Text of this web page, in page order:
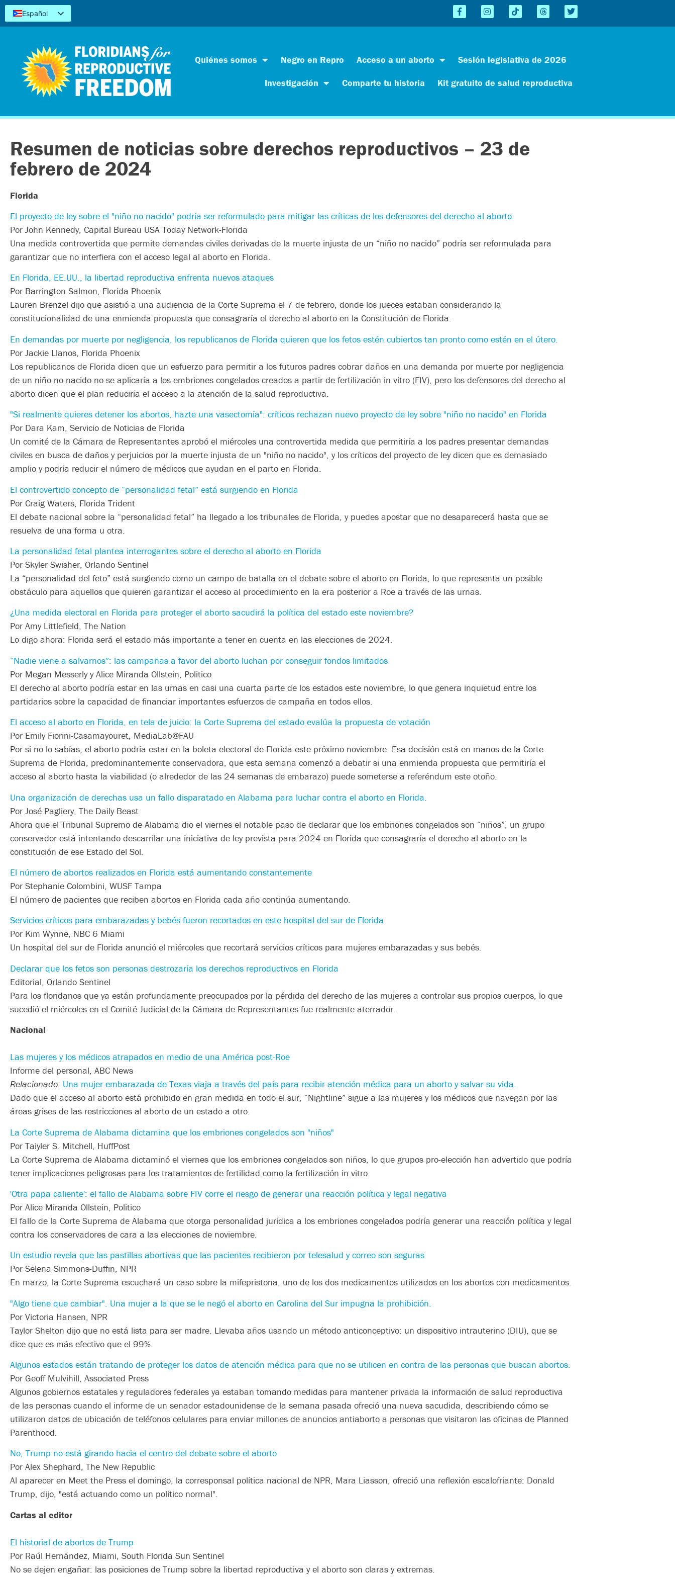
Español
English
简体中文
Tiếng Việt
العربية
Quiénes somos Negro en Repro Acceso a un aborto
Sesión legislativa de 2026
Investigación
Comparte tu historia Kit gratuito de salud reproductiva
Resumen de noticias sobre derechos reproductivos – 23 de
febrero de 2024
Florida
El proyecto de ley sobre el "niño no nacido" podría ser reformulado para mitigar las críticas de los defensores del derecho al aborto.
Por John Kennedy, Capital Bureau USA Today Network-Florida
Una medida controvertida que permite demandas civiles derivadas de la muerte injusta de un “niño no nacido” podría ser reformulada para
garantizar que no interfiera con el acceso legal al aborto en Florida.
En Florida, EE.UU., la libertad reproductiva enfrenta nuevos ataques
Por Barrington Salmon, Florida Phoenix
Lauren Brenzel dijo que asistió a una audiencia de la Corte Suprema el 7 de febrero, donde los jueces estaban considerando la
constitucionalidad de una enmienda propuesta que consagraría el derecho al aborto en la Constitución de Florida.
En demandas por muerte por negligencia, los republicanos de Florida quieren que los fetos estén cubiertos tan pronto como estén en el útero.
Por Jackie Llanos, Florida Phoenix
Los republicanos de Florida dicen que un esfuerzo para permitir a los futuros padres cobrar daños en una demanda por muerte por negligencia
de un niño no nacido no se aplicaría a los embriones congelados creados a partir de fertilización in vitro (FIV), pero los defensores del derecho al
aborto dicen que el plan reduciría el acceso a la atención de la salud reproductiva.
"Si realmente quieres detener los abortos, hazte una vasectomía": críticos rechazan nuevo proyecto de ley sobre "niño no nacido" en Florida
Por Dara Kam, Servicio de Noticias de Florida
Un comité de la Cámara de Representantes aprobó el miércoles una controvertida medida que permitiría a los padres presentar demandas
civiles en busca de daños y perjuicios por la muerte injusta de un "niño no nacido", y los críticos del proyecto de ley dicen que es demasiado
amplio y podría reducir el número de médicos que ayudan en el parto en Florida.
El controvertido concepto de “personalidad fetal” está surgiendo en Florida
Por Craig Waters, Florida Trident
El debate nacional sobre la “personalidad fetal” ha llegado a los tribunales de Florida, y puedes apostar que no desaparecerá hasta que se
resuelva de una forma u otra.
La personalidad fetal plantea interrogantes sobre el derecho al aborto en Florida
Por Skyler Swisher, Orlando Sentinel
La “personalidad del feto” está surgiendo como un campo de batalla en el debate sobre el aborto en Florida, lo que representa un posible
obstáculo para aquellos que quieren garantizar el acceso al procedimiento en la era posterior a Roe a través de las urnas.
¿Una medida electoral en Florida para proteger el aborto sacudirá la política del estado este noviembre?
Por Amy Littlefield, The Nation
Lo digo ahora: Florida será el estado más importante a tener en cuenta en las elecciones de 2024.
“Nadie viene a salvarnos”: las campañas a favor del aborto luchan por conseguir fondos limitados
Por Megan Messerly y Alice Miranda Ollstein, Politico
El derecho al aborto podría estar en las urnas en casi una cuarta parte de los estados este noviembre, lo que genera inquietud entre los
partidarios sobre la capacidad de financiar importantes esfuerzos de campaña en todos ellos.
El acceso al aborto en Florida, en tela de juicio: la Corte Suprema del estado evalúa la propuesta de votación
Por Emily Fiorini-Casamayouret, MediaLab@FAU
Por si no lo sabías, el aborto podría estar en la boleta electoral de Florida este próximo noviembre. Esa decisión está en manos de la Corte
Suprema de Florida, predominantemente conservadora, que esta semana comenzó a debatir si una enmienda propuesta que permitiría el
acceso al aborto hasta la viabilidad (o alrededor de las 24 semanas de embarazo) puede someterse a referéndum este otoño.
Una organización de derechas usa un fallo disparatado en Alabama para luchar contra el aborto en Florida.
Por José Pagliery, The Daily Beast
Ahora que el Tribunal Supremo de Alabama dio el viernes el notable paso de declarar que los embriones congelados son “niños”, un grupo
conservador está intentando descarrilar una iniciativa de ley prevista para 2024 en Florida que consagraría el derecho al aborto en la
constitución de ese Estado del Sol.
El número de abortos realizados en Florida está aumentando constantemente
Por Stephanie Colombini, WUSF Tampa
El número de pacientes que reciben abortos en Florida cada año continúa aumentando.
Servicios críticos para embarazadas y bebés fueron recortados en este hospital del sur de Florida
Por Kim Wynne, NBC 6 Miami
Un hospital del sur de Florida anunció el miércoles que recortará servicios críticos para mujeres embarazadas y sus bebés.
Declarar que los fetos son personas destrozaría los derechos reproductivos en Florida
Editorial, Orlando Sentinel
Para los floridanos que ya están profundamente preocupados por la pérdida del derecho de las mujeres a controlar sus propios cuerpos, lo que
sucedió el miércoles en el Comité Judicial de la Cámara de Representantes fue realmente aterrador.
Nacional
Las mujeres y los médicos atrapados en medio de una América post-Roe
Informe del personal, ABC News
Relacionado: Una mujer embarazada de Texas viaja a través del país para recibir atención médica para un aborto y salvar su vida.
Dado que el acceso al aborto está prohibido en gran medida en todo el sur, “Nightline” sigue a las mujeres y los médicos que navegan por las
áreas grises de las restricciones al aborto de un estado a otro.
La Corte Suprema de Alabama dictamina que los embriones congelados son "niños"
Por Taiyler S. Mitchell, HuffPost
La Corte Suprema de Alabama dictaminó el viernes que los embriones congelados son niños, lo que grupos pro-elección han advertido que podría
tener implicaciones peligrosas para los tratamientos de fertilidad como la fertilización in vitro.
'Otra papa caliente': el fallo de Alabama sobre FIV corre el riesgo de generar una reacción política y legal negativa
Por Alice Miranda Ollstein, Politico
El fallo de la Corte Suprema de Alabama que otorga personalidad jurídica a los embriones congelados podría generar una reacción política y legal
contra los conservadores de cara a las elecciones de noviembre.
Un estudio revela que las pastillas abortivas que las pacientes recibieron por telesalud y correo son seguras
Por Selena Simmons-Duffin, NPR
En marzo, la Corte Suprema escuchará un caso sobre la mifepristona, uno de los dos medicamentos utilizados en los abortos con medicamentos.
"Algo tiene que cambiar". Una mujer a la que se le negó el aborto en Carolina del Sur impugna la prohibición.
Por Victoria Hansen, NPR
Taylor Shelton dijo que no está lista para ser madre. Llevaba años usando un método anticonceptivo: un dispositivo intrauterino (DIU), que se
dice que es más efectivo que el 99%.
Algunos estados están tratando de proteger los datos de atención médica para que no se utilicen en contra de las personas que buscan abortos.
Por Geoff Mulvihill, Associated Press
Algunos gobiernos estatales y reguladores federales ya estaban tomando medidas para mantener privada la información de salud reproductiva
de las personas cuando el informe de un senador estadounidense de la semana pasada ofreció una nueva sacudida, describiendo cómo se
utilizaron datos de ubicación de teléfonos celulares para enviar millones de anuncios antiaborto a personas que visitaron las oficinas de Planned
Parenthood.
No, Trump no está girando hacia el centro del debate sobre el aborto
Por Alex Shephard, The New Republic
Al aparecer en Meet the Press el domingo, la corresponsal política nacional de NPR, Mara Liasson, ofreció una reflexión escalofriante: Donald
Trump, dijo, "está actuando como un político normal".
Cartas al editor
El historial de abortos de Trump
Por Raúl Hernández, Miami, South Florida Sun Sentinel
No se dejen engañar: las posiciones de Trump sobre la libertad reproductiva y el aborto son claras y extremas.